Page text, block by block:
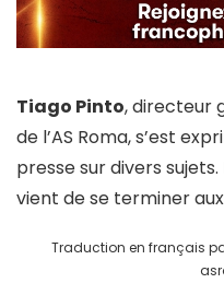
Tiago Pinto, directeur
de l’AS Roma, s’est
presse sur divers
vient de se terminer
Traduction en français